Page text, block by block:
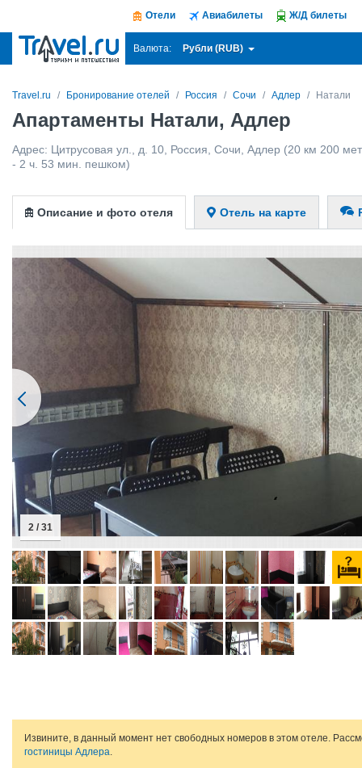
Отели Авиабилеты Ж/Д билеты
Валюта: Рубли (RUB)
Travel.ru Бронирование отелей Россия Сочи Адлер Натали
Апартаменты Натали, Адлер
Адрес: Цитрусовая ул., д. 10 Россия Сочи Адлер (20 км 200
- 2 ч. 53 мин. пешком)
Описание и фото отеля Отель на карте
2 / 31
Извините, в данный момент нет свободных номеров в этом отеле.
гостиницы Адлера.